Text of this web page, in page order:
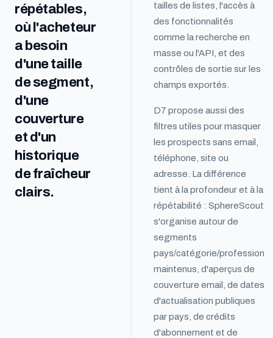
répétables,
où l'acheteur
a besoin
d'une taille
de segment,
d'une
couverture
et d'un
historique
de fraîcheur
clairs.
tailles de listes, l'accès à
des fonctionnalités
comme la recherche en
masse ou l'API, et des
contrôles de sortie sur les
champs exportés.
D7 propose aussi des
filtres utiles pour masquer
les prospects sans email,
téléphone, site ou
adresse. La différence
tient à la profondeur et à la
répétabilité : SphereScout
s'organise autour de
segments
pays/catégorie/profession
maintenus, d'aperçus de
couverture email, de dates
d'actualisation publiques
par pays, de crédits
d'abonnement et de